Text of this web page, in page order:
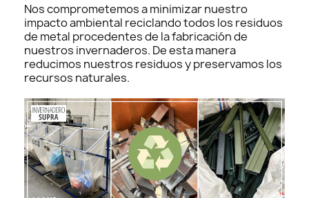
Nos comprometemos a minimizar nuestro
impacto ambiental reciclando todos los residuos
de metal procedentes de la fabricación de
nuestros invernaderos. De esta manera
reducimos nuestros residuos y preservamos los
recursos naturales.